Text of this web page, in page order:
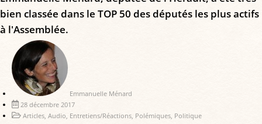
bien classée dans le TOP 50 des députés les plus actifs
à l'Assemblée.
Emmanuelle Ménard
28 décembre 2017
Articles Audio Entretiens/Réactions Polémiques Politique